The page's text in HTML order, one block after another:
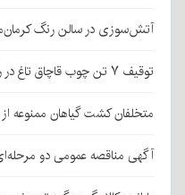
آتش‌سوزی در سالن رنگ
توقیف ۷ تن چوب قاچاق تاغ در رفسنجان
متخلفان کشت گیاهان ممنوعه
آگهی مناقصه عمومی دو مرحله‌ای به شماره ۰۵-